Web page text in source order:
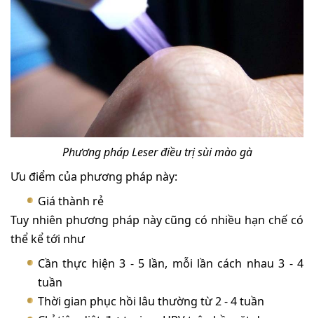
Phương pháp Leser điều trị sùi mào gà
Ưu điểm của phương pháp này:
Giá thành rẻ
Tuy nhiên phương pháp này cũng có nhiều hạn chế có
thể kể tới như
Cần thực hiện 3 - 5 lần, mỗi lần cách nhau 3 - 4
tuần
Thời gian phục hồi lâu thường từ 2 - 4 tuần